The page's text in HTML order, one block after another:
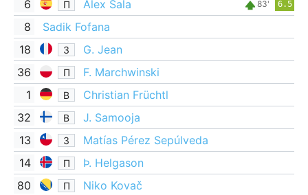
6 П Alex Sala 83' 6.5
8
Sadik Fofana
18
З
G. Jean
36
П
F. Marchwinski
1
В
Christian Früchtl
32
В
J. Samooja
13
З
Matías Pérez Sepúlveda
14
П
Þ. Helgason
80
П Niko Kovač